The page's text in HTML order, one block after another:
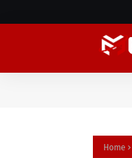
Home